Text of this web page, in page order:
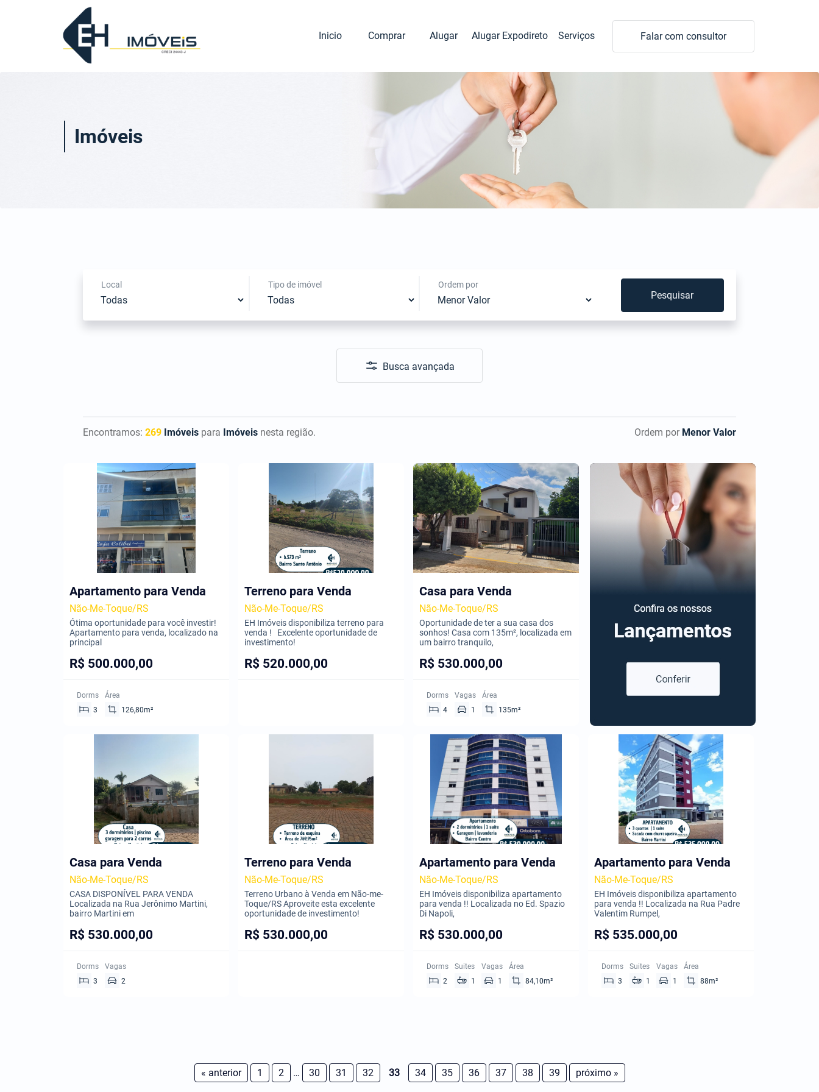
Inicio Comprar Alugar Alugar Expodireto Serviços Falar com consultor
Imóveis
Local Tipo de imóvel Ordem por
Pesquisar
Busca avançada
Encontramos: 269 Imóveis para Imóveis nesta região. Ordem por Menor Valor
Apartamento para Venda
Não-Me-Toque/RS
Ótima oportunidade para você investir!
Apartamento para venda, localizado na
principal
R$ 500.000,00
Dorms
3
Área
126,80m²
Terreno para Venda
Não-Me-Toque/RS
EH Imóveis disponibiliza terreno para
venda ! Excelente oportunidade de
investimento!
R$ 520.000,00
Casa para Venda
Não-Me-Toque/RS
Oportunidade de ter a sua casa dos
sonhos! Casa com 135m², localizada em
um bairro tranquilo,
R$ 530.000,00
Dorms
4
Vagas
1
Área
135m²
Casa para Venda
Não-Me-Toque/RS
CASA DISPONÍVEL PARA VENDA
Localizada na Rua Jerônimo Martini,
bairro Martini em
R$ 530.000,00
Dorms
3
Vagas
2
Terreno para Venda
Não-Me-Toque/RS
Terreno Urbano à Venda em Não-me-
Toque/RS Aproveite esta excelente
oportunidade de investimento!
R$ 530.000,00
Apartamento para Venda
Não-Me-Toque/RS
EH Imóveis disponibiliza apartamento
para venda !! Localizada no Ed. Spazio
Di Napoli,
R$ 530.000,00
Dorms
2
Suites
1
Vagas
1
Área
84,10m²
Apartamento para Venda
Não-Me-Toque/RS
EH Imóveis disponibiliza apartamento
para venda !! Localizada na Rua Padre
Valentim Rumpel,
R$ 535.000,00
Dorms
3
Suites
1
Vagas
1
Área
88m²
« anterior 1 2 … 30 31 32 33 34 35 36 37 38 39 próximo »